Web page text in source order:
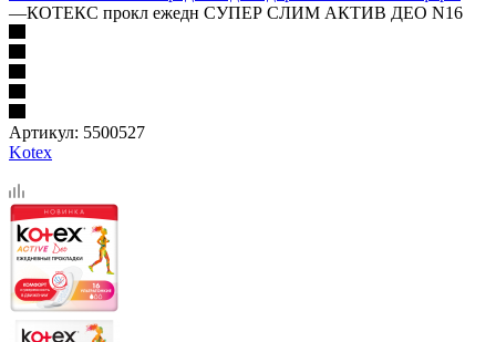
—КОТЕКС прокл ежедн СУПЕР СЛИМ АКТИВ ДЕО N16
Артикул: 5500527
Kotex